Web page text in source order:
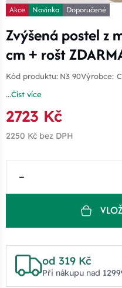
Akce Novinka Doporučené
Zvýšená postel z
cm + rošt
Kód produktu: N3 90Výrobce:
...Číst více
2723 Kč
2250 Kč bez DPH
–
od 319 Kč
Při nákupu nad